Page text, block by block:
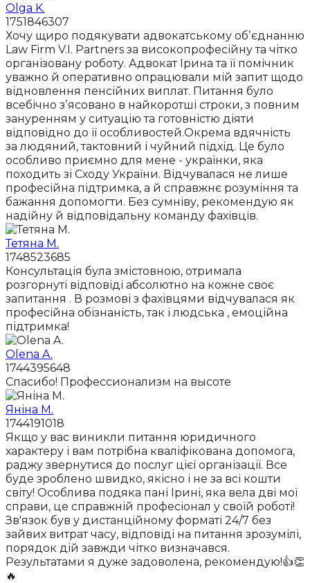
Olga K.
1751846307
Хочу щиро подякувати адвокатському обʼєднанню
Law Firm V.I. Partners за високопрофесійну та чітко
організовану роботу. Адвокат Ірина та її помічник
уважно й оперативно опрацювали мій запит щодо
відновлення пенсійних виплат. Питання було
всебічно зʼясовано в найкоротші строки, з повним
зануренням у ситуацію та готовністю діяти
відповідно до її особливостей.Окрема вдячність
за людяний, тактовний і чуйний підхід. Це було
особливо приємно для мене - українки, яка
походить зі Сходу України. Відчувалася не лише
професійна підтримка, а й справжнє розуміння та
бажання допомогти. Без сумніву, рекомендую як
надійну й відповідальну команду фахівців.
Тетяна М.
1748523685
Консультація була змістовною, отримала
розгорнуті відповіді абсолютно на кожне своє
запитання . В розмові з фахівцями відчувалася як
професійна обізнаність, так і людська , емоційна
підтримка!
Olena A.
1744395648
Спасибо! Профессионализм на высоте
Яніна М.
1744191018
Якщо у вас виникли питання юридичного
характеру і вам потрібна кваліфікована допомога,
раджу звернутися до послуг цієї організації. Все
буде зроблено швидко, якісно і не за всі кошти
світу! Особлива подяка пані Ірині, яка вела дві мої
справи, це справжній професіонал у своїй роботі!
Зв'язок був у дистанційному форматі 24/7 без
зайвих витрат часу, відповіді на питання зрозумілі,
порядок дій завжди чітко визначався.
Результатами я дуже задоволена, рекомендую!👍👏
🔥